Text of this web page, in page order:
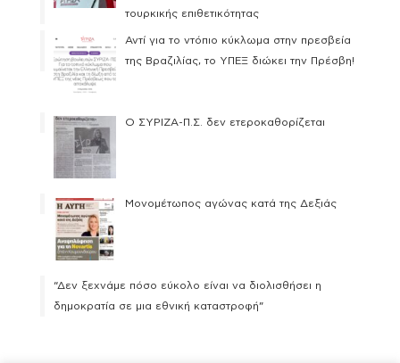
τουρκικής επιθετικότητας
Αντί για το ντόπιο κύκλωμα στην πρεσβεία
της Βραζιλίας, το ΥΠΕΞ διώκει την Πρέσβη!
Ο ΣΥΡΙΖΑ-Π.Σ. δεν ετεροκαθορίζεται
Μονομέτωπος αγώνας κατά της Δεξιάς
“Δεν ξεχνάμε πόσο εύκολο είναι να διολισθήσει η
δημοκρατία σε μια εθνική καταστροφή”